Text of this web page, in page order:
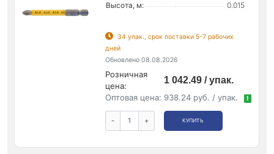
Высота, м:
0.015
34 упак., срок поставки 5-7 рабочих
дней
Обновлено 08.08.2026
Розничная
цена:
1 042.49 / упак.
Оптовая цена: 938.24 руб. / упак. !
- + КУПИТЬ